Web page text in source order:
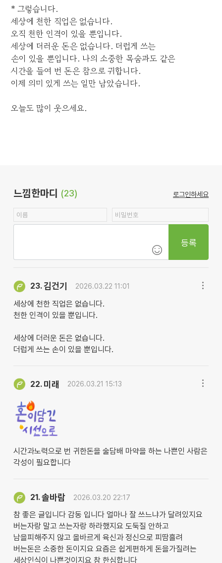
* 그렇습니다.
세상에 천한 직업은 없습니다.
오직 천한 인격이 있을 뿐입니다.
세상에 더러운 돈은 없습니다. 더럽게 쓰는
손이 있을 뿐입니다. 나의 소중한 목숨과도 같은
시간을 들여 번 돈은 참으로 귀합니다.
이제 의미 있게 쓰는 일만 남았습니다.
오늘도 많이 웃으세요.
느낌한마디 (23) 로그인하세요
등록
23.김건기 2026.03.22 11:01
세상에 천한 직업은 없습니다.
천한 인격이 있을 뿐입니다.
세상에 더러운 돈은 없습니다.
더럽게 쓰는 손이 있을 뿐입니다.
22. 미래 2026.03.21 15:13
시간과노력으로 번 귀한돈을 술담배 마약을 하는 나쁜인 사람은
각성이 필요합니다
21.솔바람 2026.03.20 22:17
참 좋은 글입니다 감동 입니다 얼마나 잘 쓰느냐가 달려있지요
버는자랑 말고 쓰는자랑 하라했지요 도둑질 안하고
남을피해주지 않고 올바르게 육신과 정신으로 피땀흘려
버는돈은 소중한 돈이지요 요즘은 쉽게편하게 돈을가질려는
세상인식이 나쁜것이지요 참 한심합니다